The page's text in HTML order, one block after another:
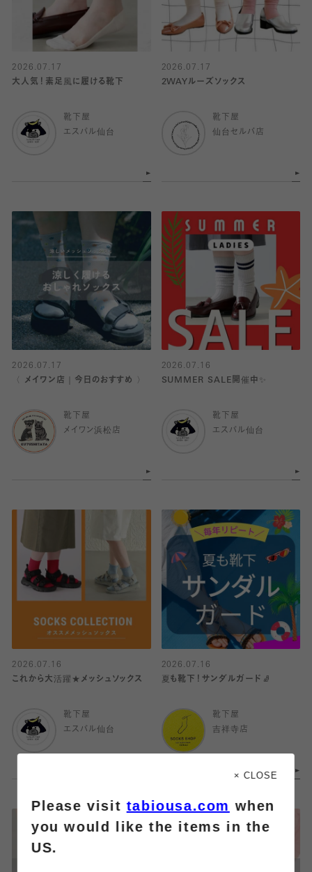
2026.07.17
大人気！素足風に履ける靴下
靴下屋
エスパル仙台
2026.07.17
2WAYルーズソックス
靴下屋
仙台セルバ店
2026.07.17
〈 メイワン店｜今日のおすすめ 〉
靴下屋
メイワン浜松店
2026.07.16
SUMMER SALE開催中✨
靴下屋
エスパル仙台
2026.07.16
これから大活躍★メッシュソックス
靴下屋
エスパル仙台
2026.07.16
夏も靴下！サンダルガード🧦
靴下屋
吉祥寺店
× CLOSE
Please visittabiousa.com when
you would like the items in the
US.